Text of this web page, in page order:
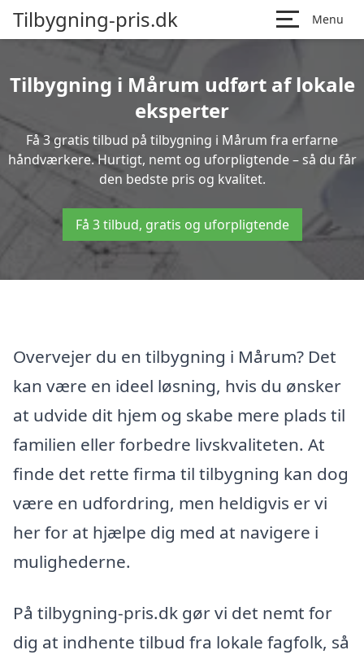
Tilbygning-pris.dk Menu
Tilbygning i Mårum udført af lokale
eksperter
Få 3 gratis tilbud på tilbygning i Mårum fra erfarne
håndværkere. Hurtigt, nemt og uforpligtende – så du får
den bedste pris og kvalitet.
Få 3 tilbud, gratis og uforpligtende
Overvejer du en tilbygning i Mårum? Det
kan være en ideel løsning, hvis du ønsker
at udvide dit hjem og skabe mere plads til
familien eller forbedre livskvaliteten. At
finde det rette firma til tilbygning kan dog
være en udfordring, men heldigvis er vi
her for at hjælpe dig med at navigere i
mulighederne.
På tilbygning-pris.dk gør vi det nemt for
dig at indhente tilbud fra lokale fagfolk, så